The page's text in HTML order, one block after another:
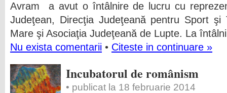
Avram a avut o întâlnire de lucru cu
Judeţean, Direcţia Judeţeană pentru Sport şi
Mare şi Asociaţia Judeţeană de Lupte. La
Nu exista comentarii • Citeste in continuare »
Incubatorul de românism
• publicat la 18 februarie 2014